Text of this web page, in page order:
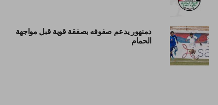
دمنهور يدعم صفوفه بصفقة قوية قبل مواجهة
الحمام